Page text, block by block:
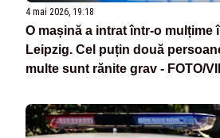
4 mai 2026, 19:18
O mașină a intrat într-o mulțime
Leipzig. Cel puțin două
multe sunt rănite grav - FOTO/